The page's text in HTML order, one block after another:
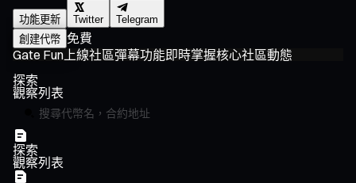
功能更新 Twitter
Telegram
創建代幣 免費
Gate Fun上線社區彈幕功能即時掌握核心社區動態
探索
觀察列表
探索
觀察列表